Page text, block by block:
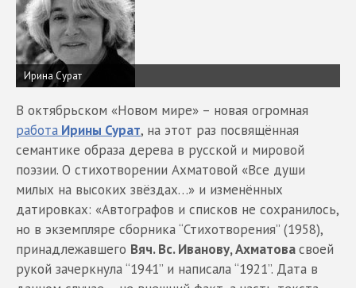
Ирина Сурат
В октябрьском «Новом мире» – новая огромная
работа Ирины Сурат, на этот раз посвящённая
семантике образа дерева в русской и мировой
поэзии. О стихотворении Ахматовой «Все души
милых на высоких звёздах…» и изменённых
датировках: «Автографов и списков не сохранилось,
но в экземпляре сборника “Стихотворения” (1958),
принадлежавшего Вяч. Вс. Иванову, Ахматовасвоей
рукой зачеркнула “1941” и написала “1921”. Дата в